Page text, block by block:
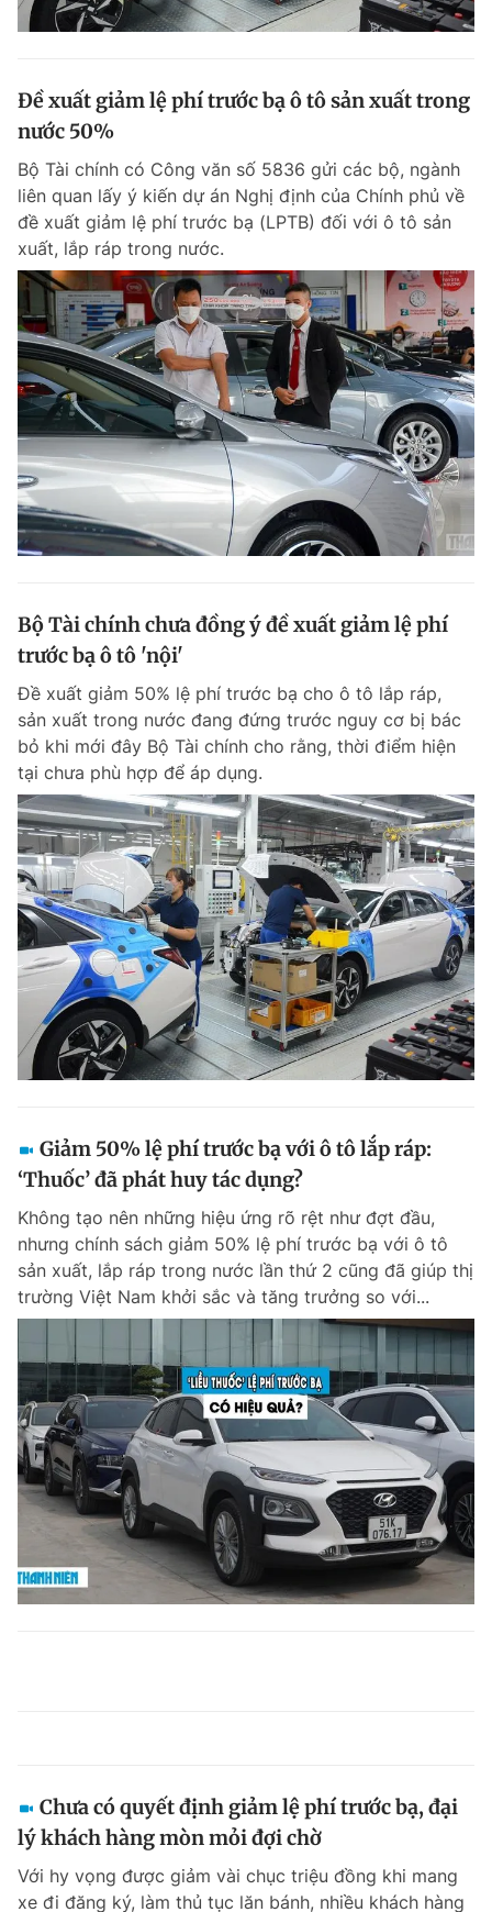
Đề xuất giảm lệ phí trước bạ ô tô sản xuất trong
nước 50%
Bộ Tài chính có Công văn số 5836 gửi các bộ, ngành
liên quan lấy ý kiến dự án Nghị định của Chính phủ về
đề xuất giảm lệ phí trước bạ (LPTB) đối với ô tô sản
xuất, lắp ráp trong nước.
Bộ Tài chính chưa đồng ý đề xuất giảm lệ phí
trước bạ ô tô 'nội'
Đề xuất giảm 50% lệ phí trước bạ cho ô tô lắp ráp,
sản xuất trong nước đang đứng trước nguy cơ bị bác
bỏ khi mới đây Bộ Tài chính cho rằng, thời điểm hiện
tại chưa phù hợp để áp dụng.
Giảm 50% lệ phí trước bạ với ô tô lắp ráp:
‘Thuốc’ đã phát huy tác dụng?
Không tạo nên những hiệu ứng rõ rệt như đợt đầu,
nhưng chính sách giảm 50% lệ phí trước bạ với ô tô
sản xuất, lắp ráp trong nước lần thứ 2 cũng đã giúp thị
trường Việt Nam khởi sắc và tăng trưởng so với...
Chưa có quyết định giảm lệ phí trước bạ, đại
lý khách hàng mòn mỏi đợi chờ
Với hy vọng được giảm vài chục triệu đồng khi mang
xe đi đăng ký, làm thủ tục lăn bánh, nhiều khách hàng